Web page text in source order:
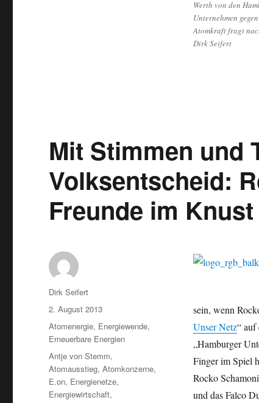
Werth von den
Unternehmen gegen
Atomkraft fragt
Dirk Seifert
Mit Stimmen und
Volksentscheid:
Freunde im
sein, wenn
Unser Netz“ auf
„Hamburger
Finger im Spiel
Rocko
und das Falco
Autor
Dirk Seifert
Veröffentlicht
am
2. August 2013
Kategorien
Atomenergie, Energiewende,
Erneuerbare Energien
Schlagwörter
Antje von Stemm,
Atomausstieg,Atomkonzerne,
E.on, Energienetze,
Energiewirtschaft,